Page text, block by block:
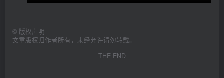
© 版权声明
文章版权归作者所有，未经允许请勿转载。
THE END